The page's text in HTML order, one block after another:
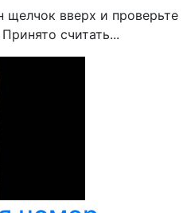
щелчок вверх и проверьте
считать...